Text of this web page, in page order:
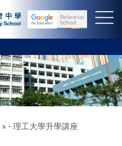
- 理工大學升學講座